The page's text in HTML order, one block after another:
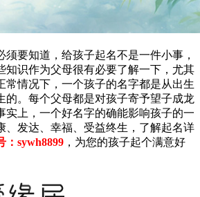
要知道，给孩子起名不是一件小事，
知识作为父母很有必要了解一下，尤其
常情况下，一个孩子的名字都是从出生
的。每个父母都是对孩子寄予望子成龙
实上，一个好名字的确能影响孩子的一
、发达、幸福、受益终生，了解起名详
：sywh8899 ，为您的孩子起个满意好